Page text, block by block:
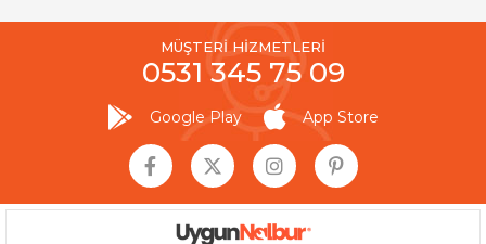
MÜŞTERİ HİZMETLERİ
0531 345 75 09
Google Play App Store